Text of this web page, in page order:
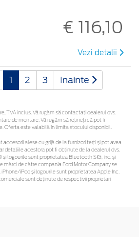
€ 116,10
Vezi detalii
1 2 3 Inainte
TVA inclus. Vă rugăm să contactaţi dealerul dvs.
de montare. Vă rugăm să rețineți că pot fi
Oferta este valabilă în limita stocului disponibil.
alese cu grijă de la furnizori terți și pot avea
detaliile acestora pot fi obținute de la dealerul dvs.
logourile sunt proprietatea Bluetooth SIG, Inc. și
mărci de către compania Ford Motor Company se
iPod și logourile sunt proprietatea Apple Inc.
sunt deținute de respectivii proprietari